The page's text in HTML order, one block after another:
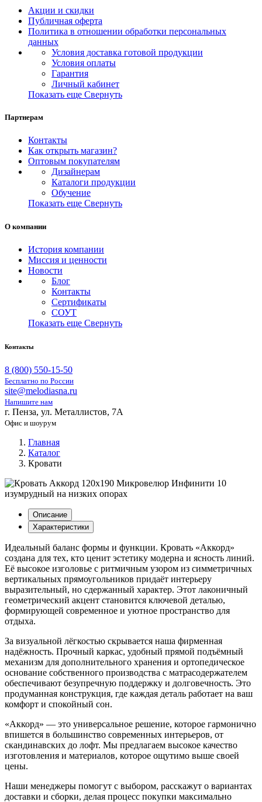
Акции и скидки
Публичная оферта
Политика в отношении обработки персональных
данных
Условия доставка готовой продукции
Условия оплаты
Гарантия
Личный кабинет
Показать еще Свернуть
Партнерам
Контакты
Как открыть магазин?
Оптовым покупателям
Дизайнерам
Каталоги продукции
Обучение
Показать еще Свернуть
О компании
История компании
Миссия и ценности
Новости
Блог
Контакты
Сертификаты
СОУТ
Показать еще Свернуть
Контакты
8 (800) 550-15-50
Бесплатно по России
site@melodiasna.ru
Напишите нам
г. Пенза, ул. Металлистов, 7А
Офис и шоурум
Главная
Каталог
Кровати
Описание
Характеристики
Идеальный баланс формы и функции. Кровать «Аккорд»
создана для тех, кто ценит эстетику модерна и ясность линий.
Её высокое изголовье с ритмичным узором из симметричных
вертикальных прямоугольников придаёт интерьеру
выразительный, но сдержанный характер. Этот лаконичный
геометрический акцент становится ключевой деталью,
формирующей современное и уютное пространство для
отдыха.
За визуальной лёгкостью скрывается наша фирменная
надёжность. Прочный каркас, удобный прямой подъёмный
механизм для дополнительного хранения и ортопедическое
основание собственного производства с матрасодержателем
обеспечивают безупречную поддержку и долговечность. Это
продуманная конструкция, где каждая деталь работает на ваш
комфорт и спокойный сон.
«Аккорд» — это универсальное решение, которое гармонично
впишется в большинство современных интерьеров, от
скандинавских до лофт. Мы предлагаем высокое качество
изготовления и материалов, которое ощутимо выше своей
цены.
Наши менеджеры помогут с выбором, расскажут о вариантах
доставки и сборки, делая процесс покупки максимально